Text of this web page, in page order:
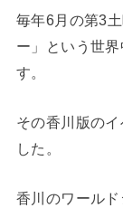
毎年6月の第3
ー」という世
す。
その香川版の
した。
香川のワール